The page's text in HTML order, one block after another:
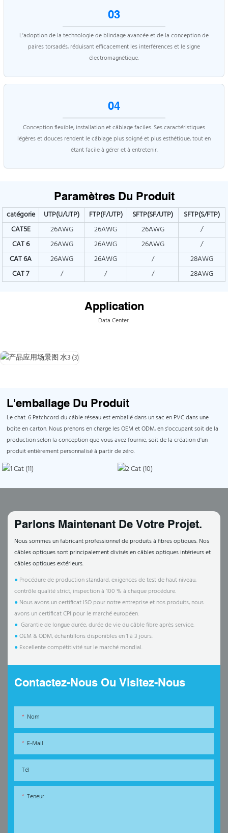
03
L'adoption de la technologie de blindage avancée et de la conception de
paires torsadés, réduisant efficacement les interférences et le signe
électromagnétique.
04
Conception flexible, installation et câblage faciles. Ses caractéristiques
légères et douces rendent le câblage plus soigné et plus esthétique, tout en
étant facile à gérer et à entretenir.
Paramètres Du Produit
catégorie UTP(U/UTP) FTP(F/UTP) SFTP(SF/UTP)
SFTP(S/FTP)
CAT5E
26AWG 26AWG 26AWG
/
CAT6 26AWG 26AWG 26AWG
/
CAT6A 26AWG 26AWG /
28AWG
CAT7 / / / 28AWG
Application
Data Center.
L'emballage Du Produit
Le chat. 6 Patchcord du câble réseau est emballé dans un sac en PVC dans une
boîte en carton. Nous prenons en charge les OEM et ODM, en s'occupant soit de la
production selon la conception que vous avez fournie, soit de la création d'un
produit entièrement personnalisé à partir de zéro.
Parlons Maintenant De Votre Projet.
Nous sommes un fabricant professionnel de produits à fibres optiques. Nos
câbles optiques sont principalement divisés en câbles optiques intérieurs et
câbles optiques extérieurs.
● Procédure de production standard, exigences de test de haut niveau,
contrôle qualité strict, inspection à 100 % à chaque procédure.
● Nous avons un certificat ISO pour notre entreprise et nos produits, nous
avons un certificat CPI pour le marché européen.
● Garantie de longue durée, durée de vie du câble fibre après service.
●OEM & ODM, échantillons disponibles en 1 à 3 jours.
● Excellente compétitivité sur le marché mondial.
Contactez-Nous Ou Visitez-Nous
Nom
E-Mail
Tél
Teneur